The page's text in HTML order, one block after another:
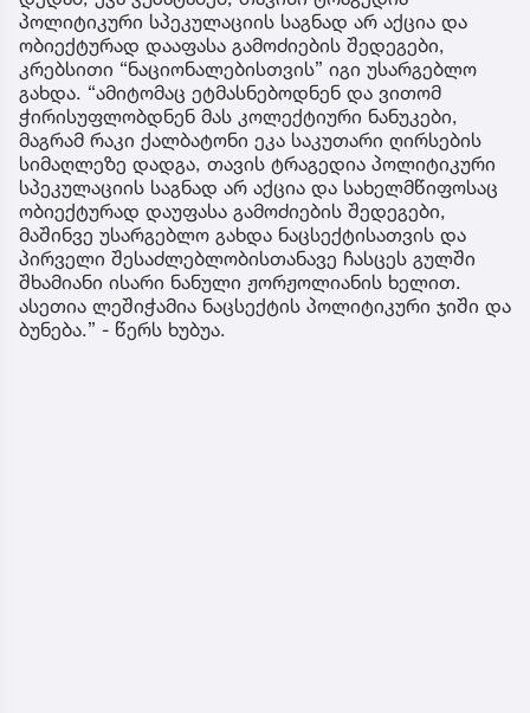
პოლიტიკური სპეკულაციის საგნად არ აქცია და
ობიექტურად დააფასა გამოძიების შედეგები,
კრებსითი “ნაციონალებისთვის” იგი უსარგებლო
გახდა. “ამიტომაც ეტმასნებოდნენ და ვითომ
ჭირისუფლობდნენ მას კოლექტიური ნანუკები,
მაგრამ რაკი ქალბატონი ეკა საკუთარი ღირსების
სიმაღლეზე დადგა, თავის ტრაგედია პოლიტიკური
სპეკულაციის საგნად არ აქცია და სახელმწიფოსაც
ობიექტურად დაუფასა გამოძიების შედეგები,
მაშინვე უსარგებლო გახდა ნაცსექტისათვის და
პირველი შესაძლებლობისთანავე ჩასცეს გულში
შხამიანი ისარი ნანული ჟორჟოლიანის ხელით.
ასეთია ლეშიჭამია ნაცსექტის პოლიტიკური ჯიში და
ბუნება.” - წერს ხუბუა.